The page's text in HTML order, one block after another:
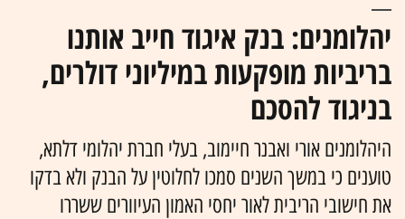
יהלומנים: בנק איגוד חייב אותנו
בריביות מופקעות במיליוני דולרים,
בניגוד להסכם
היהלומנים אורי ואבנר חיימוב, בעלי חברת יהלומי דלתא,
טוענים כי במשך השנים סמכו לחלוטין על הבנק ולא בדקו
את חישובי הריבית לאור יחסי האמון העיוורים ששררו